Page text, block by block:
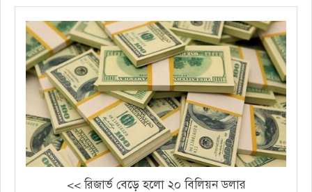
<< রিজার্ভ বেড়ে হলো ২০ বিলিয়ন ডলার